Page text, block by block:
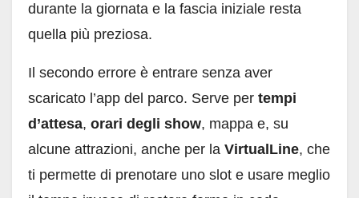
durante la giornata e la fascia iniziale resta
quella più preziosa.
Il secondo errore è entrare senza aver
scaricato l’app del parco. Serve per tempi
d’attesa, orari degli show, mappa e, su
alcune attrazioni, anche per la VirtualLine, che
ti permette di prenotare uno slot e usare meglio